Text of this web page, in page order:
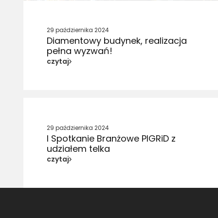
29 października 2024
Diamentowy budynek, realizacja
pełna wyzwań!
czytaj
29 października 2024
I Spotkanie Branżowe PIGRiD z
udziałem telka
czytaj